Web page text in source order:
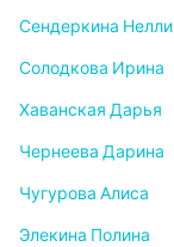
Сендеркина Нелли
Солодкова Ирина
Хаванская Дарья
Чернеева Дарина
Чугурова Алиса
Элекина Полина